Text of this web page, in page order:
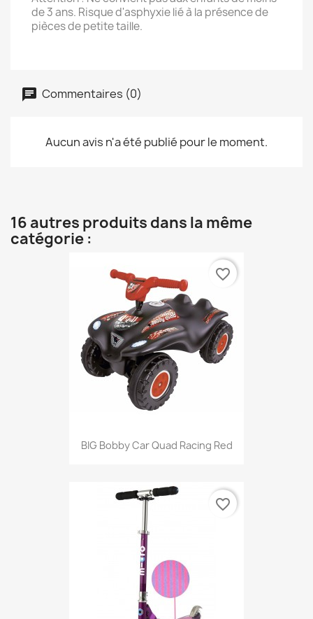
de 3 ans. Risque d'asphyxie lié à la présence de
pièces de petite taille.
Commentaires (0)
Aucun avis n'a été publié pour le moment.
16 autres produits dans la même
catégorie :
BIG Bobby Car Quad Racing Red
favorite_border
favorite_border